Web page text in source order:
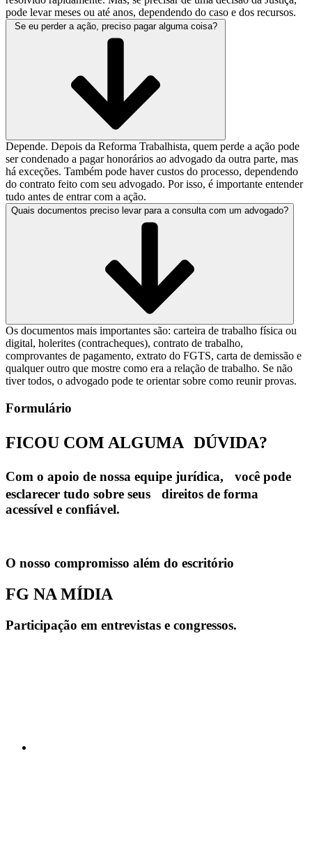
pode levar meses ou até anos, dependendo do caso e dos recursos.
Se eu perder a ação, preciso pagar alguma coisa?
Depende. Depois da Reforma Trabalhista, quem perde a ação pode
ser condenado a pagar honorários ao advogado da outra parte, mas
há exceções. Também pode haver custos do processo, dependendo
do contrato feito com seu advogado. Por isso, é importante entender
tudo antes de entrar com a ação.
Quais documentos preciso levar para a consulta com um advogado?
Os documentos mais importantes são: carteira de trabalho física ou
digital, holerites (contracheques), contrato de trabalho,
comprovantes de pagamento, extrato do FGTS, carta de demissão e
qualquer outro que mostre como era a relação de trabalho. Se não
tiver todos, o advogado pode te orientar sobre como reunir provas.
Formulário
FICOU COM ALGUMA DÚVIDA?
Com o apoio de nossa equipe jurídica, você pode
esclarecer tudo sobre seus direitos de forma
acessível e confiável.
O nosso compromisso além do escritório
FG NA MÍDIA
Participação em entrevistas e congressos.